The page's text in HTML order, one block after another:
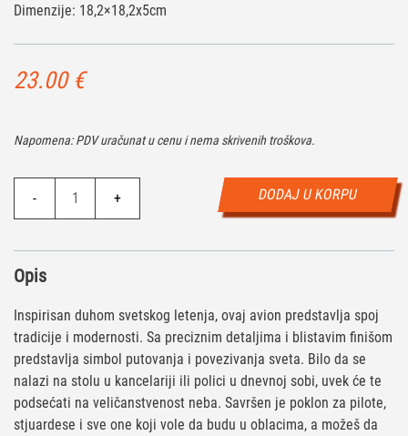
Dimenzije: 18,2×18,2x5cm
23.00 €
Napomena: PDV uračunat u cenu i nema skrivenih troškova.
-
količina
+ DODAJ U KORPU
Opis
Inspirisan duhom svetskog letenja, ovaj avion predstavlja spoj
tradicije i modernosti. Sa preciznim detaljima i blistavim finišom
predstavlja simbol putovanja i povezivanja sveta. Bilo da se
nalazi na stolu u kancelariji ili polici u dnevnoj sobi, uvek će te
podsećati na veličanstvenost neba. Savršen je poklon za pilote,
stjuardese i sve one koji vole da budu u oblacima, a možeš da